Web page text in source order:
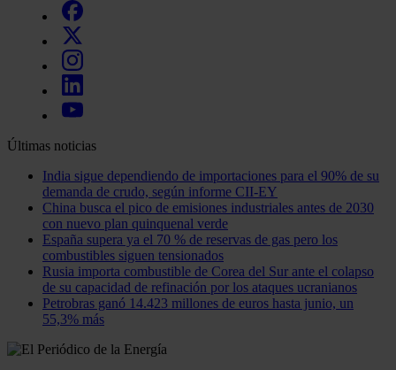
Últimas noticias
India sigue dependiendo de importaciones para el 90% de su
demanda de crudo, según informe CII-EY
China busca el pico de emisiones industriales antes de 2030
con nuevo plan quinquenal verde
España supera ya el 70 % de reservas de gas pero los
combustibles siguen tensionados
Rusia importa combustible de Corea del Sur ante el colapso
de su capacidad de refinación por los ataques ucranianos
Petrobras ganó 14.423 millones de euros hasta junio, un
55,3% más